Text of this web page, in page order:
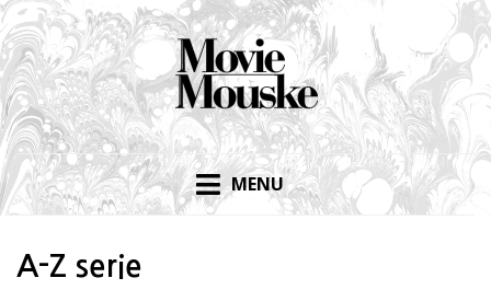
Skip
to
content
MENU
A-Z serie